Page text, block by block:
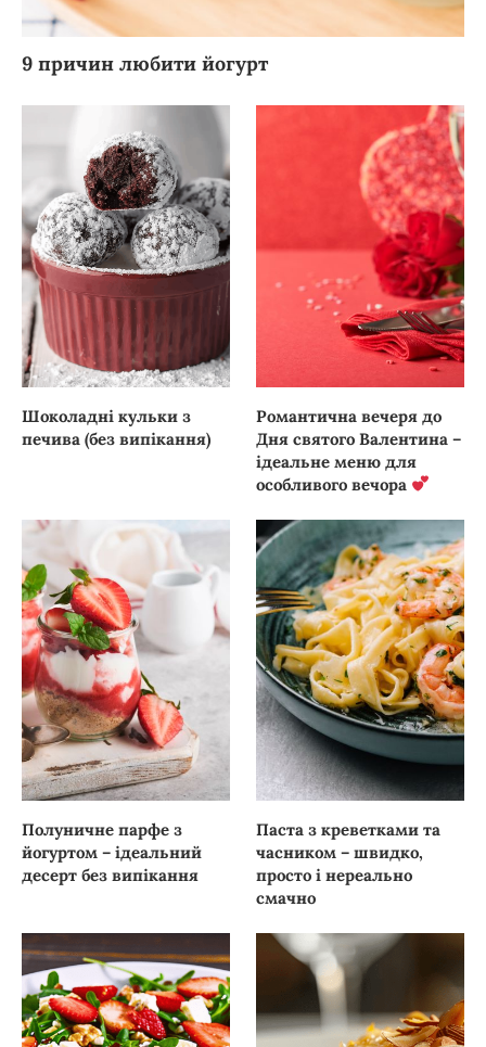
9 причин любити йогурт
Шоколадні кульки з
печива (без випікання)
Романтична вечеря до
Дня святого Валентина –
ідеальне меню для
особливого вечора
Полуничне парфе з
йогуртом – ідеальний
десерт без випікання
Паста з креветками та
часником – швидко,
просто і нереально
смачно